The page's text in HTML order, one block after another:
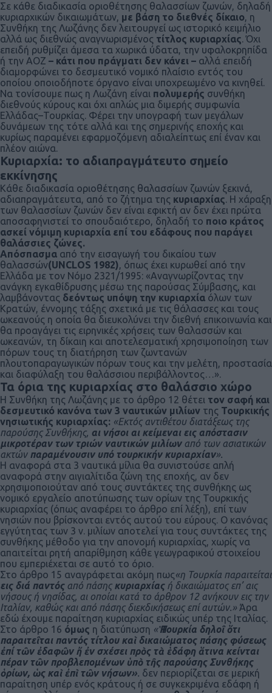
Σε κάθε διαδικασία οριοθέτησης θαλασσίων ζωνών, δηλαδή
κυριαρχικών δικαιωμάτων, με βάση το διεθνές δίκαιο, η
Συνθήκη της Λωζάνης δεν λειτουργεί ως ιστορικό κειμήλιο
αλλά ως διεθνώς αναγνωρισμένος τίτλος κυριαρχίας. Όχι
επειδή ρυθμίζει άμεσα τα χωρικά ύδατα, την υφαλοκρηπίδα
ή την ΑΟΖ – κάτι που πράγματι δεν κάνει – αλλά επειδή
διαμορφώνει το δεσμευτικό νομικό πλαίσιο εντός του
οποίου οποιοδήποτε όργανο είναι υποχρεωμένο να κινηθεί.
Να τονίσουμε πως η Λωζάνη είναι πολυμερής συνθήκη
διεθνούς κύρους και όχι απλώς μια διμερής συμφωνία
Ελλάδας–Τουρκίας. Φέρει την υπογραφή των μεγάλων
δυνάμεων της τότε αλλά και της σημερινής εποχής και
κυρίως παραμένει εφαρμοζόμενη αδιαλείπτως επί έναν και
πλέον αιώνα.
Κυριαρχία: το αδιαπραγμάτευτο σημείο
εκκίνησης
Κάθε διαδικασία οριοθέτησης θαλασσίων ζωνών ξεκινά,
αδιαπραγμάτευτα, από το ζήτημα της κυριαρχίας. Η χάραξη
των θαλασσίων ζωνών δεν είναι εφικτή αν δεν έχει πρώτα
αποσαφηνιστεί το σπουδαιότερο, δηλαδή το ποιο κράτος
ασκεί νόμιμη κυριαρχία επί του εδάφους που παράγει
θαλάσσιες ζώνες.
Απόσπασμα από την εισαγωγή του δικαίου των
θαλασσών(UNCLOS 1982), όπως έχει κυρωθεί από την
Ελλάδα με τον Νόμο 2321/1995: «Αναγνωρίζοντας την
ανάγκη εγκαθίδρυσης μέσω της παρούσας Σύμβασης, και
λαμβάνοντας δεόντως υπόψη την κυριαρχία όλων των
Κρατών, έννομης τάξης σχετικά με τις θάλασσες και τους
ωκεανούς η οποία θα διευκολύνει την διεθνή επικοινωνία και
θα προαγάγει τις ειρηνικές χρήσεις των θαλασσών και
ωκεανών, τη δίκαιη και αποτελεσματική χρησιμοποίηση των
πόρων τους τη διατήρηση των ζωντανών
πλουτοπαραγωγικών πόρων τους και την μελέτη, προστασία
και διαφύλαξη του θαλάσσιου περιβάλλοντος…».
Τα όρια της κυριαρχίας στο θαλάσσιο χώρο
Η Συνθήκη της Λωζάνης με το άρθρο 12 θέτει τον σαφή και
δεσμευτικό κανόνα των 3 ναυτικών μιλίων της Τουρκικής
νησιωτικής κυριαρχίας: «Εκτός αντιθέτου διατάξεως της
παρούσης Συνθήκης, αι νήσοι αι κείμεναι εις απόστασιν
μικροτέραν των τριών ναυτικών μιλίωναπό των ασιατικών
ακτών παραμένουσιν υπό τουρκικήν κυριαρχίαν».
Η αναφορά στα 3 ναυτικά μίλια θα συνιστούσε απλή
αναφορά στην αιγιαλίτιδα ζώνη της εποχής, αν δεν
χρησιμοποιούταν από τους συντάκτες της συνθήκης ως
νομικό εργαλείο αποτύπωσης των ορίων της Τουρκικής
κυριαρχίας (όπως αναφέρει το άρθρο επί λέξη), επί των
νησιών που βρίσκονται εντός αυτού του εύρους. Ο κανόνας
εγγύτητας των 3 ν. μιλίων αποτελεί για τους συντάκτες της
συνθήκης μέθοδο για την απονομή κυριαρχίας, χωρίς να
απαιτείται ρητή απαρίθμηση κάθε γεωγραφικού στοιχείου
που εμπεριέχεται σε αυτό το όριο.
Στο άρθρο 15 αναγράφεται ακόμη πως«η Τουρκία παραιτείται
εις διά παντόςαπό πάσης κυριαρχίαςή δικαιώματος επ’ αις
νήσους ή νησίδας, αι οποίαι κατά το άρθρον 12 ανήκουν εις την
Ιταλίαν, καθώς και από πάσης διεκδικήσεως επί αυτών.» Άρα
εδώ έχουμε παραίτηση κυριαρχίας ειδικώς υπέρ της Ιταλίας.
Στο άρθρο 16 όμως η διατύπωση «Ἡ Τουρκία δηλοῖ ὅτι
παραιτεῖται παντός τίτλου καὶ δικαιώματος πάσης φύσεως
ἐπί τῶν ἐδαφῶν ἤ ἐν σχέσει πρὸς τὰ ἑδάφη ἅτινα κείνται
πέραν τῶν προβλεπομένων ὑπὸ τῆς παρούσης Συνθήκης
ὁρίων, ὡς καὶ ἐπὶ τῶν νήσων». δεν περιορίζεται σε μερική
παραίτηση υπέρ ενός κράτους ή σε συγκεκριμένα εδάφη ή